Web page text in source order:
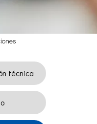
técnica